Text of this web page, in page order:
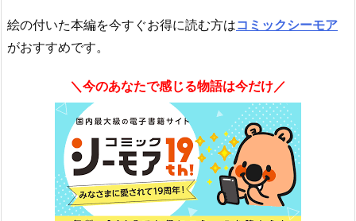
絵の付いた本編を今すぐお得に読む方はコミックシーモア
がおすすめです。
＼今のあなたで感じる物語は今だけ／